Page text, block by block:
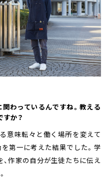
関わっているんですね。教える
か？
意味転々と働く場所を変えて
第一に考えた結果でした。学
作家の自分が生徒たちに伝え